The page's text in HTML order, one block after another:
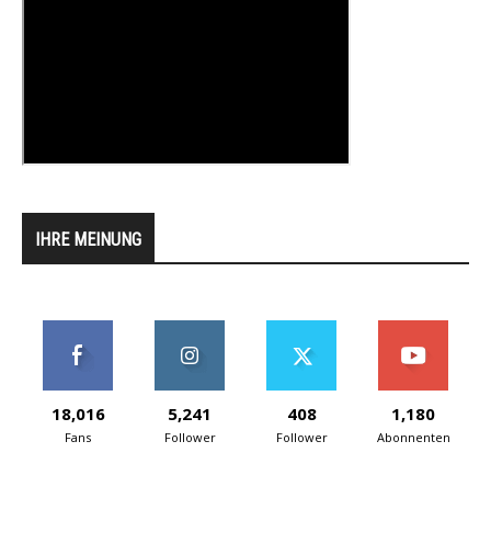
IHRE MEINUNG
18,016
Fans
5,241
Follower
408
Follower
1,180
Abonnenten